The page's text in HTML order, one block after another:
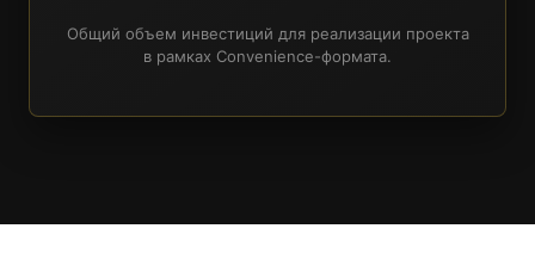
Общий объем инвестиций для реализации проекта
в рамках Convenience-формата.